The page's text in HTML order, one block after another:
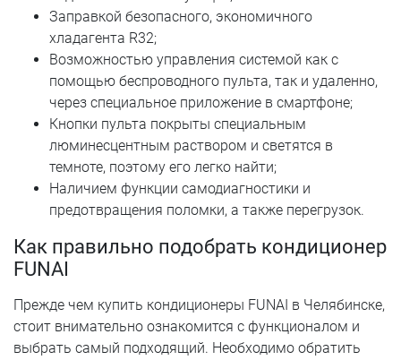
Заправкой безопасного, экономичного
хладагента R32;
Возможностью управления системой как с
помощью беспроводного пульта, так и удаленно,
через специальное приложение в смартфоне;
Кнопки пульта покрыты специальным
люминесцентным раствором и светятся в
темноте, поэтому его легко найти;
Наличием функции самодиагностики и
предотвращения поломки, а также перегрузок.
Как правильно подобрать кондиционер
FUNAI
Прежде чем купить кондиционеры FUNAI в Челябинске,
стоит внимательно ознакомится с функционалом и
выбрать самый подходящий. Необходимо обратить